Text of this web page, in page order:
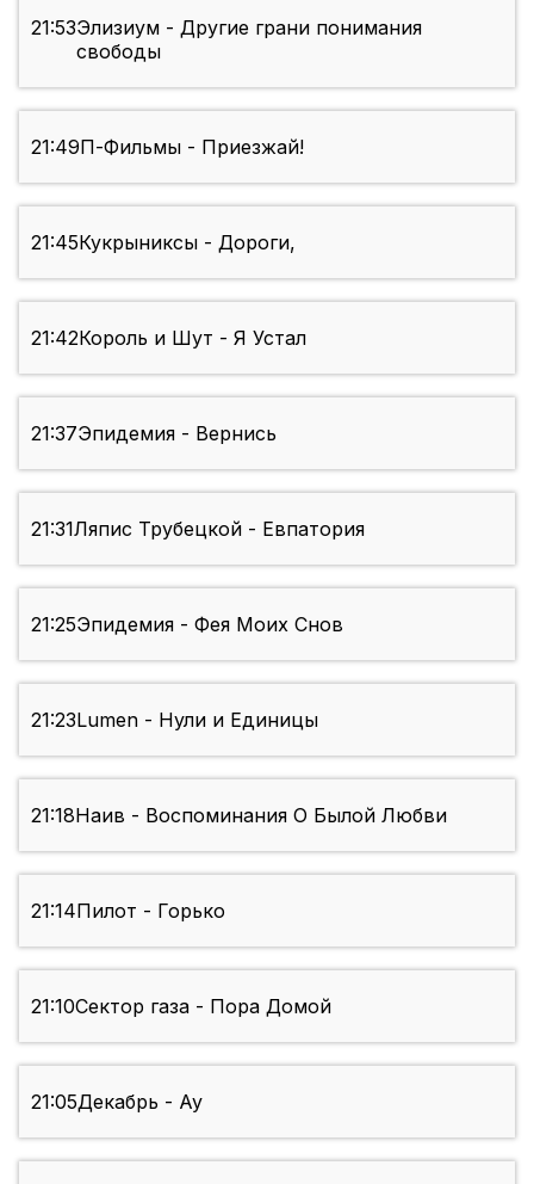
21:53Элизиум - Другие грани понимания
свободы
21:49П-Фильмы - Приезжай!
21:45Кукрыниксы - Дороги,
21:42Король и Шут - Я Устал
21:37Эпидемия - Вернись
21:31Ляпис Трубецкой - Евпатория
21:25Эпидемия - Фея Моих Снов
21:23Lumen - Нули и Единицы
21:18Наив - Воспоминания О Былой Любви
21:14Пилот - Горько
21:10Сектор газа - Пора Домой
21:05Декабрь - Ау